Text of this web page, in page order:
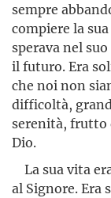
sempre
compiere la
sperava nel
il futuro. Era
che noi non
difficoltà,
serenità, frutto
Dio.
La sua vita
al Signore. Era